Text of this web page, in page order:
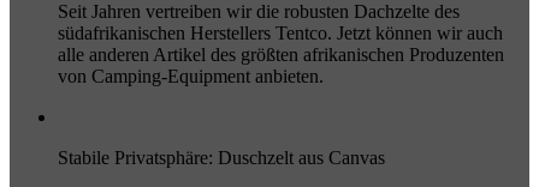
Seit Jahren vertreiben wir die robusten Dachzelte des
südafrikanischen Herstellers Tentco. Jetzt können wir auch
alle anderen Artikel des größten afrikanischen Produzenten
von Camping-Equipment anbieten.
Stabile Privatsphäre: Duschzelt aus Canvas